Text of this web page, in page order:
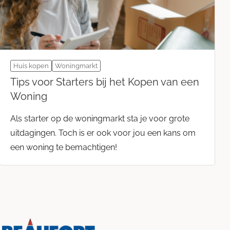
Huis kopen Woningmarkt
Tips voor Starters bij het Kopen van een
Woning
Als starter op de woningmarkt sta je voor grote
uitdagingen. Toch is er ook voor jou een kans om
een woning te bemachtigen!